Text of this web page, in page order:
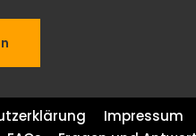
Impressum